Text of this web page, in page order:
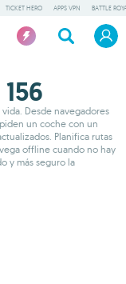
TICKET HERO APPS VPN BATTLE
Desde navegadores
un coche con un
Planifica rutas
offline cuando no hay
y más seguro la